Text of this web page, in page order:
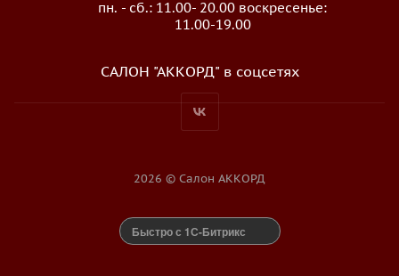
пн. - сб.: 11.00- 20.00 воскресенье:
11.00-19.00
САЛОН "АККОРД" в соцсетях
2026 © Салон АККОРД
Быстро с 1С-Битрикс